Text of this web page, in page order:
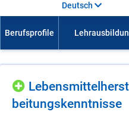
Deutsch
bei­tungs­kennt­nis­se